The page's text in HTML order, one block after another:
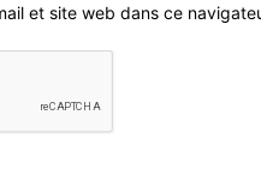
et site web dans ce